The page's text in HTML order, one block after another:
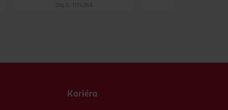
Obj. č.: 1174366
Kariéra